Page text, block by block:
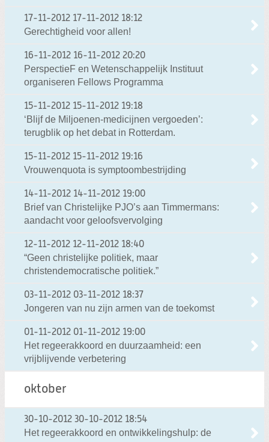
17-11-2012 17-11-2012 18:12
Gerechtigheid voor allen!
16-11-2012 16-11-2012 20:20
PerspectieF en Wetenschappelijk Instituut
organiseren Fellows Programma
15-11-2012 15-11-2012 19:18
‘Blijf de Miljoenen-medicijnen vergoeden’:
terugblik op het debat in Rotterdam.
15-11-2012 15-11-2012 19:16
Vrouwenquota is symptoombestrijding
14-11-2012 14-11-2012 19:00
Brief van Christelijke PJO’s aan Timmermans:
aandacht voor geloofsvervolging
12-11-2012 12-11-2012 18:40
“Geen christelijke politiek, maar
christendemocratische politiek.”
03-11-2012 03-11-2012 18:37
Jongeren van nu zijn armen van de toekomst
01-11-2012 01-11-2012 19:00
Het regeerakkoord en duurzaamheid: een
vrijblijvende verbetering
oktober
30-10-2012 30-10-2012 18:54
Het regeerakkoord en ontwikkelingshulp: de